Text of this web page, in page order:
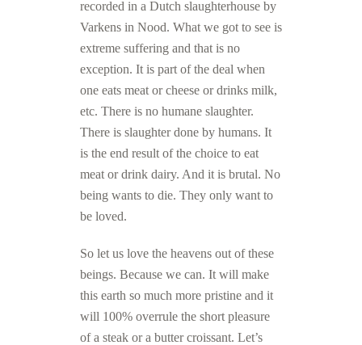
recorded in a Dutch slaughterhouse by
Varkens in Nood. What we got to see is
extreme suffering and that is no
exception. It is part of the deal when
one eats meat or cheese or drinks milk,
etc. There is no humane slaughter.
There is slaughter done by humans. It
is the end result of the choice to eat
meat or drink dairy. And it is brutal. No
being wants to die. They only want to
be loved.
So let us love the heavens out of these
beings. Because we can. It will make
this earth so much more pristine and it
will 100% overrule the short pleasure
of a steak or a butter croissant. Let’s